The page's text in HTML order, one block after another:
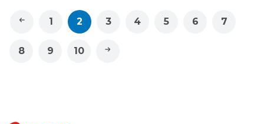
1 2 3 4 5 6 7
8 9 10